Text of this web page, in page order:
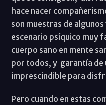
hace nacer
son muestras de
escenario psíquico muy
cuerpo sano en mente
por todos, y garantía de
imprescindible para
Pero cuando en estas